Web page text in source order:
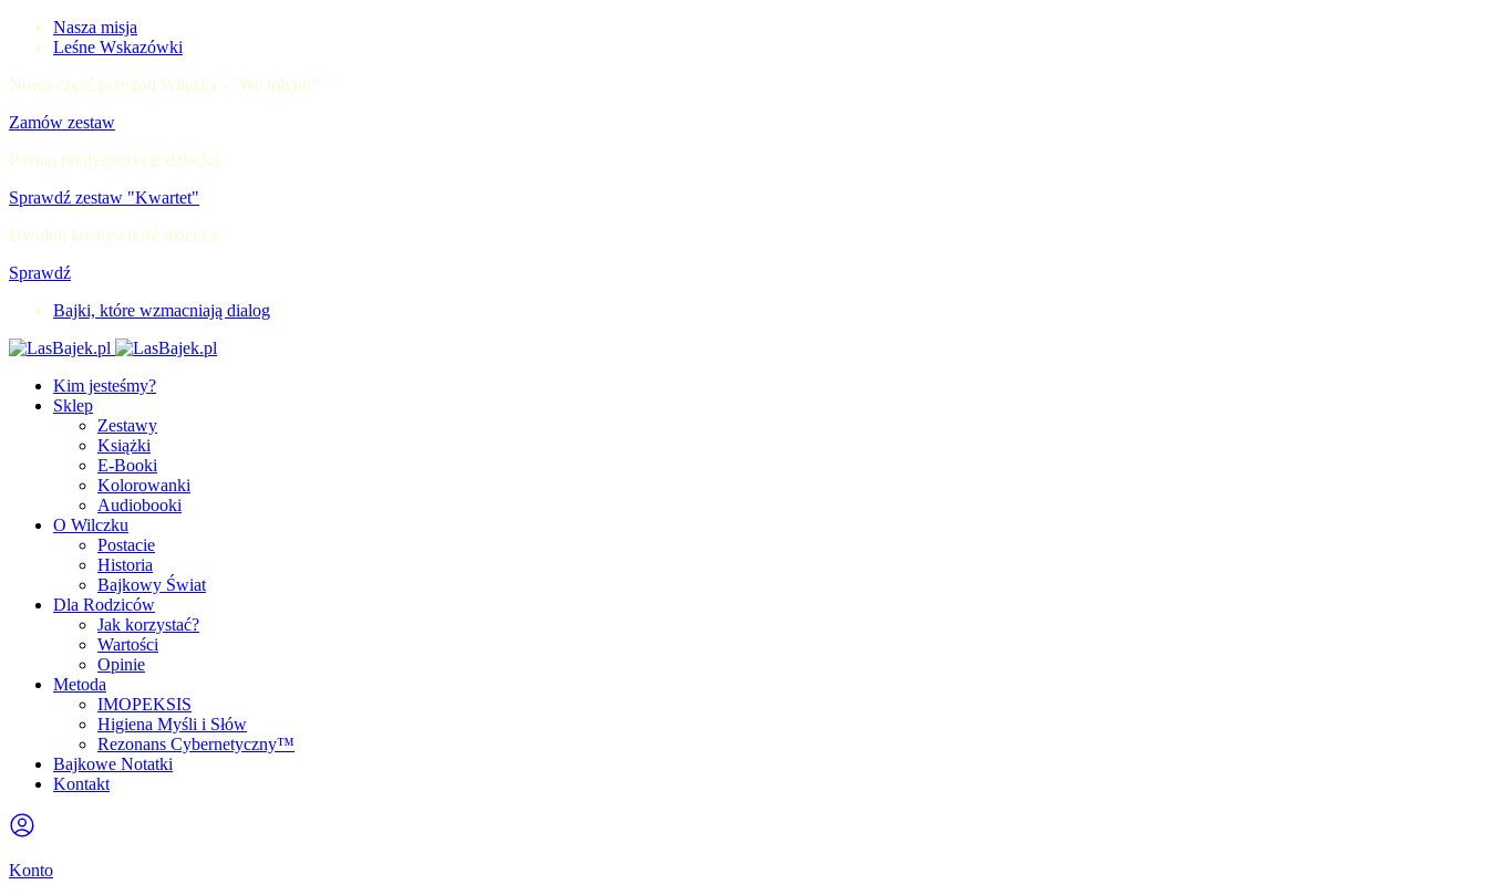
Nasza misja
Leśne Wskazówki
Nowa część przygód Wilczka - "We młynie"
Zamów zestaw
Poznaj predyspozycje dziecka
Sprawdź zestaw "Kwartet"
Uwolnij kreatywność dziecka
Sprawdź
Bajki, które wzmacniają dialog
Kim jesteśmy?
Sklep
Zestawy
Książki
E-Booki
Kolorowanki
Audiobooki
O Wilczku
Postacie
Historia
Bajkowy Świat
Dla Rodziców
Jak korzystać?
Wartości
Opinie
Metoda
IMOPEKSIS
Higiena Myśli i Słów
Rezonans Cybernetyczny™
Bajkowe Notatki
Kontakt
Konto